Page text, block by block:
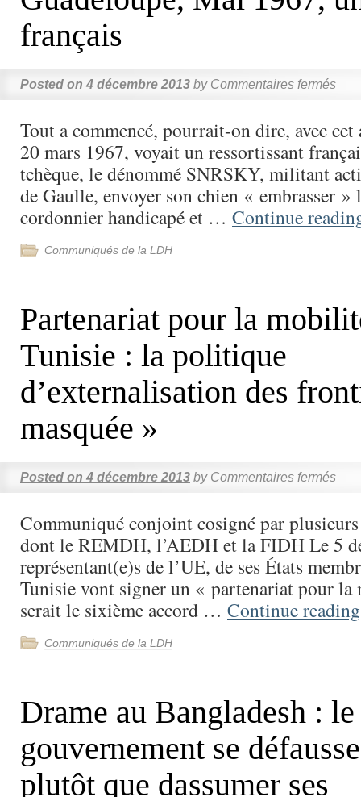
français
Posted on 4 décembre 2013 by Commentaires fermés
Tout a commencé, pourrait-on dire, avec
20 mars 1967, voyait un ressortissant
tchèque, le dénommé SNRSKY, militant
de Gaulle, envoyer son chien « embrasser
cordonnier handicapé et … Continue
Communiqués de la LDH
Partenariat pour la
Tunisie : la politique
d’externalisation des
masquée »
Posted on 4 décembre 2013 by Commentaires fermés
Communiqué conjoint cosigné par
dont le REMDH, l’AEDH et la FIDH Le 5
représentant(e)s de l’UE, de ses États
Tunisie vont signer un « partenariat pour
serait le sixième accord … Continue
Communiqués de la LDH
Drame au Bangladesh : le
gouvernement se
plutôt que dassumer ses